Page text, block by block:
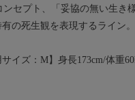
セプト、「妥協の無い生き様
の死生観を表現するライン。
サイズ：M】身長173cm/体重